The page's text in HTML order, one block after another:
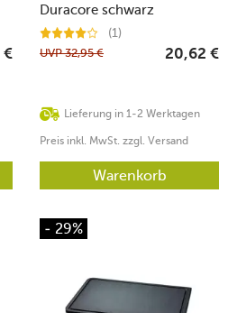
€
Duracore schwarz
(1)
Lieferung in 1-2 Werktagen
UVP32,95 € 20,62 €
Preis inkl. MwSt. zzgl. Versand
Warenkorb
- 29%